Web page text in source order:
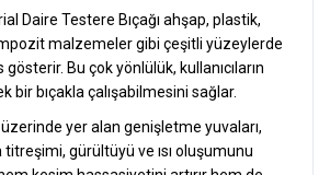
Daire Testere Bıçağı ahşap, plastik,
malzemeler gibi çeşitli yüzeylerde
Bu çok yönlülük, kullanıcıların
bir bıçakla çalışabilmesini sağlar.
yer alan genişletme yuvaları,
titreşimi, gürültüyü ve ısı oluşumunu